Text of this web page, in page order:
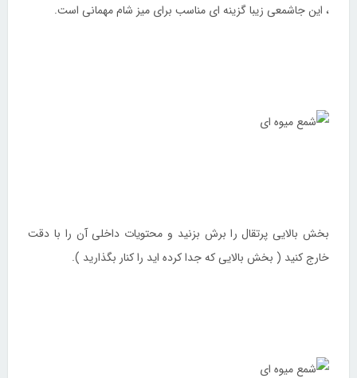
، این جاشمعی زیبا گزینه ای مناسب برای میز شام مهمانی است.
بخش بالایی پرتقال را برش بزنید و محتویات داخلی آن را با دقت
خارج کنید ( بخش بالایی که جدا کرده اید را کنار بگذارید ).